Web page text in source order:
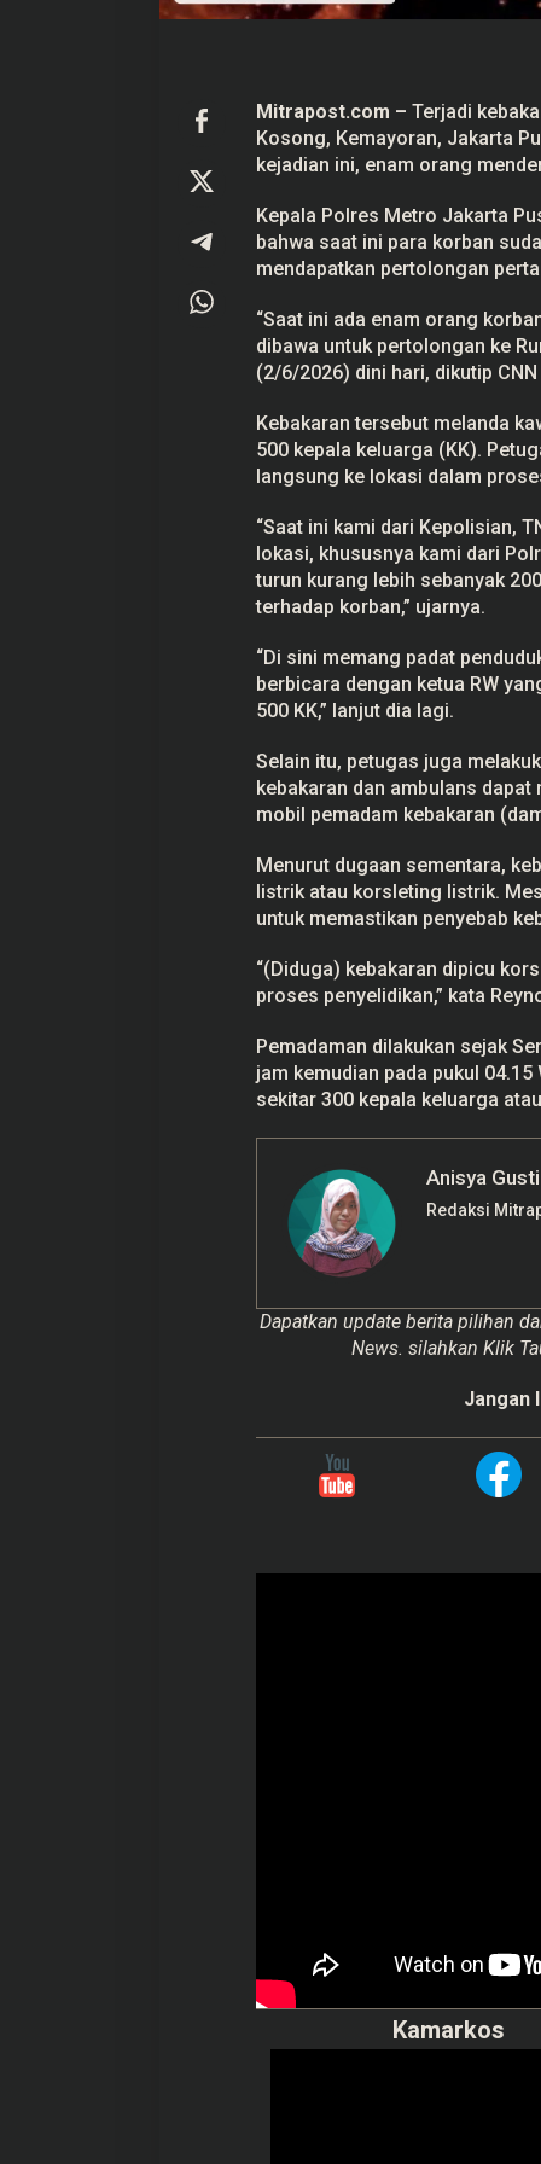
s
m
a
y
o
n
a
k
s
Mitrapost.com – Terjadi
Kosong, Kemayoran, Jakarta
kejadian ini, enam orang
Kepala Polres Metro Jakarta
bahwa saat ini para korban
mendapatkan pertolongan
“Saat ini ada enam orang
dibawa untuk pertolongan ke
(2/6/2026) dini hari, dikutip
Kebakaran tersebut melanda
500 kepala keluarga (KK).
langsung ke lokasi dalam
“Saat ini kami dari Kepolisian,
lokasi, khususnya kami dari
turun kurang lebih sebanyak
terhadap korban,” ujarnya.
“Di sini memang padat
berbicara dengan ketua RW
500 KK,” lanjut dia lagi.
Selain itu, petugas juga
kebakaran dan ambulans
mobil pemadam kebakaran
Menurut dugaan sementara,
listrik atau korsleting listrik.
untuk memastikan penyebab
“(Diduga) kebakaran dipicu
proses penyelidikan,” kata
Pemadaman dilakukan sejak
jam kemudian pada pukul
sekitar 300 kepala keluarga
Anisya Gusti
Redaksi
Dapatkan update berita pilihan
News. silahkan Klik
Jangan
Kamarkos